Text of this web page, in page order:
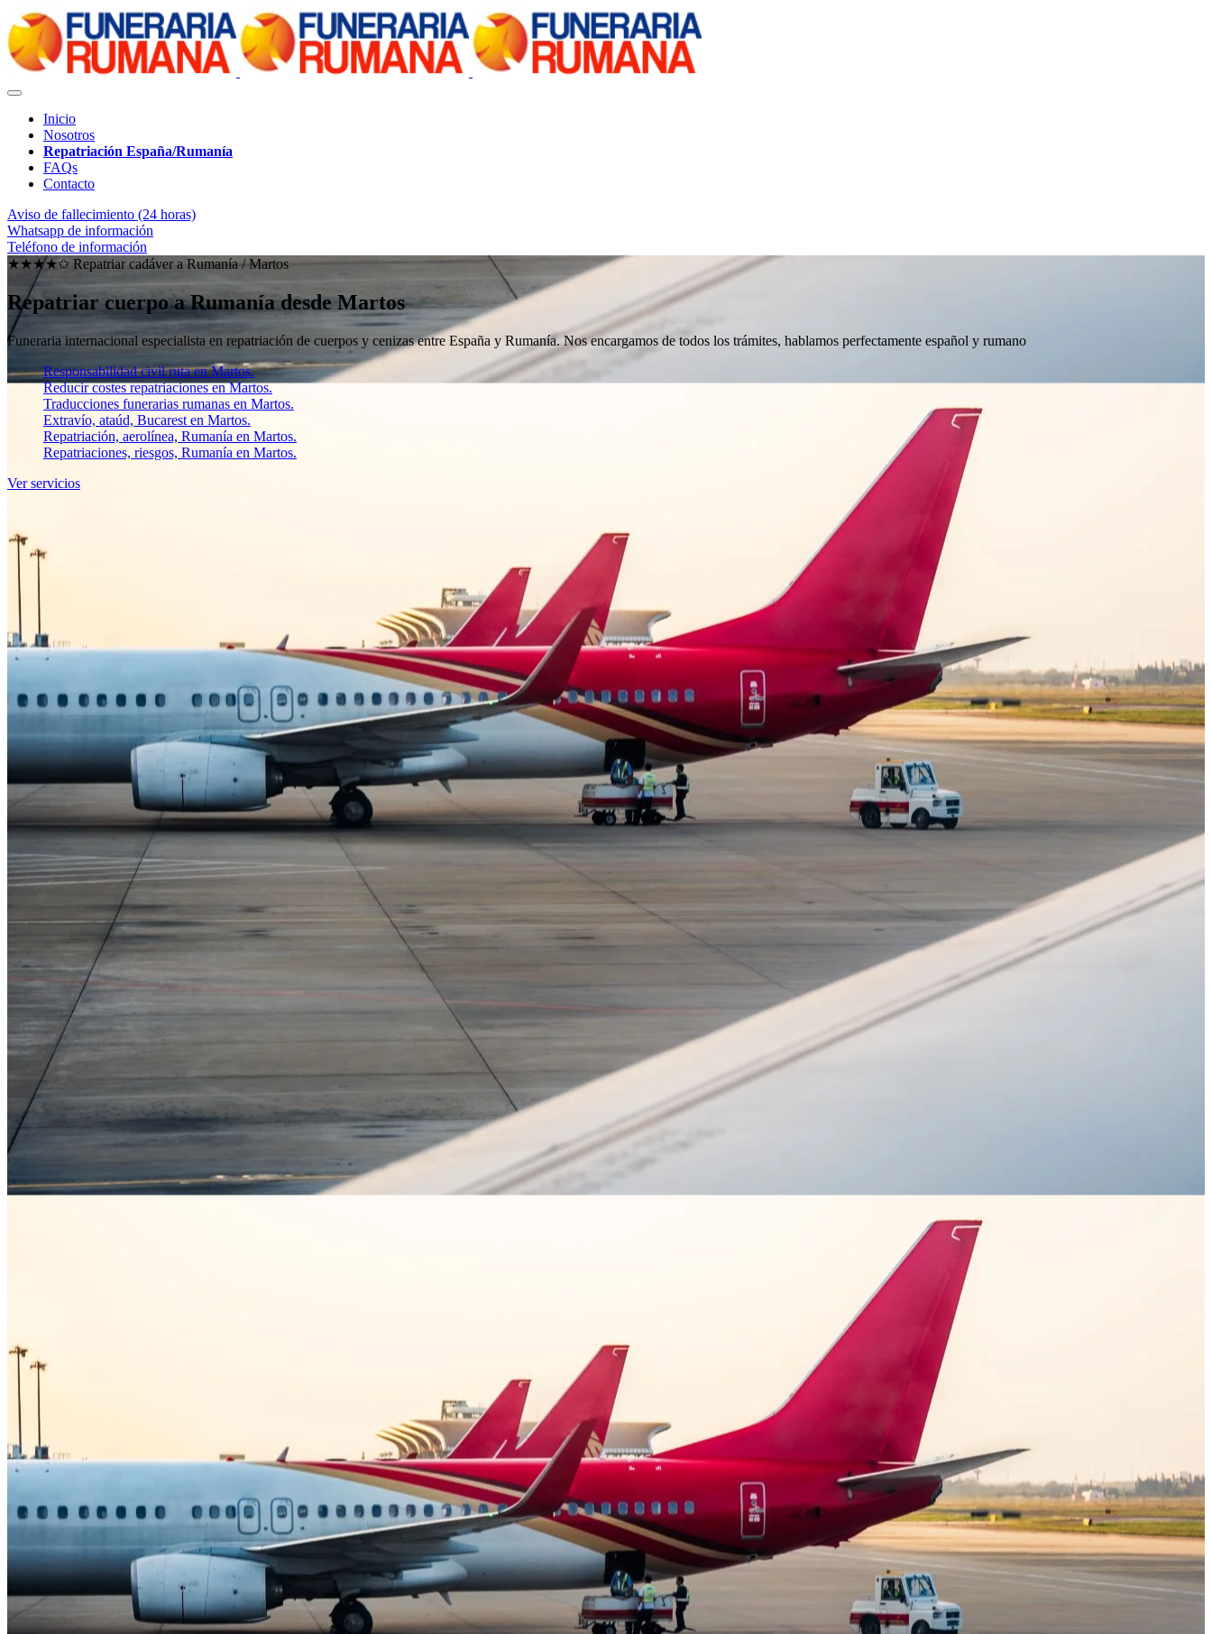
Inicio
Nosotros
Repatriación España/Rumanía
FAQs
Contacto
Aviso de fallecimiento (24 horas)
Whatsapp de información
Teléfono de información
★★★★✩ Repatriar cadáver a Rumanía /Martos
Repatriar cuerpo a Rumanía desde Martos
Funeraria internacional especialista en repatriación de cuerpos y cenizas entre España y Rumanía. Nos encargamos de todos los trámites, hablamos perfectamente español y rumano
Responsabilidad civil ruta en Martos.
Reducir costes repatriaciones en Martos.
Traducciones funerarias rumanas en Martos.
Extravío, ataúd, Bucarest en Martos.
Repatriación, aerolínea, Rumanía en Martos.
Repatriaciones, riesgos, Rumanía en Martos.
Ver servicios